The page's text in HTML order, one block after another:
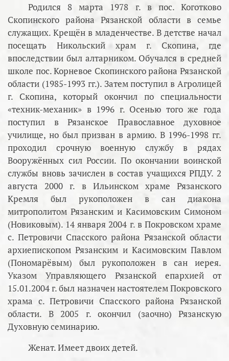
Родился 8 марта 1978 г. в пос. Коготково
Скопинского района Рязанской области в семье
служащих. Крещён в младенчестве. В детстве начал
посещать Никольский храм г. Скопина, где
впоследствии был алтарником. Обучался в средней
школе пос. Корневое Скопинского района Рязанской
области (1985-1993 гг.). Затем поступил в Агролицей
г. Скопина, который окончил по специальности
«техник-механик» в 1996 г. Осенью того же года
поступил в Рязанское Православное духовное
училище, но был призван в армию. В 1996-1998 гг.
проходил срочную военную службу в рядах
Вооружённых сил России. По окончании воинской
службы вновь зачислен в состав учащихся РПДУ. 2
августа 2000 г. в Ильинском храме Рязанского
Кремля был рукоположен в сан диакона
митрополитом Рязанским и Касимовским Симоном
(Новиковым). 14 января 2004 г. в Покровском храме
с. Петровичи Спасского района Рязанской области
архиепископом Рязанским и Касимовским Павлом
(Пономарёвым) был рукоположен в сан иерея.
Указом Управляющего Рязанской епархией от
15.01.2004 г. был назначен настоятелем Покровского
храма с. Петровичи Спасского района Рязанской
области. В 2005 г. окончил (заочно) Рязанскую
Духовную семинарию.
Женат. Имеет двоих детей.